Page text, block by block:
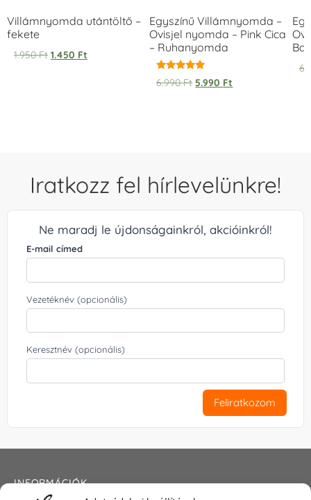
Villámnyomda utántöltő –
fekete
1.950Ft 1.450 Ft
Egyszínű Villámnyomda –
Ovisjel nyomda – Pink Cica
– Ruhanyomda
Értékelés:
5.00
6.990Ft 5.990 Ft
Iratkozz fel hírlevelünkre!
Ne maradj le újdonságainkról, akcióinkról!
E-mail címed
Vezetéknév (opcionális)
Keresztnév (opcionális)
Feliratkozom
INFORMÁCIÓK